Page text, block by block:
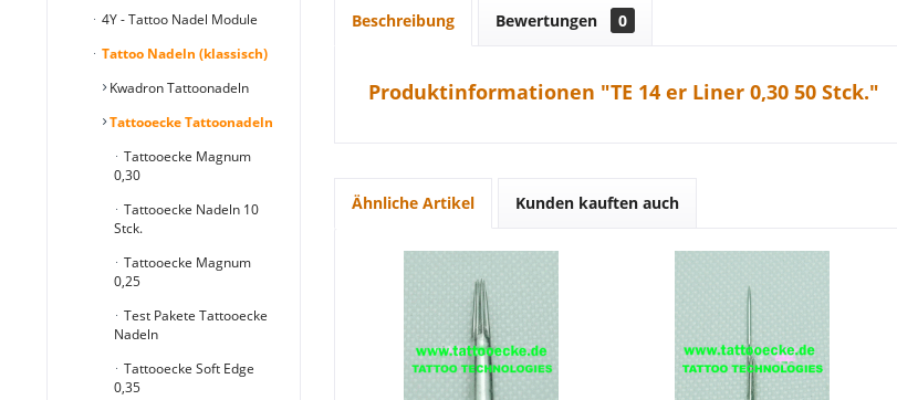
4Y - Tattoo Nadel Module
Tattoo Nadeln (klassisch)
Kwadron Tattoonadeln
Tattooecke Tattoonadeln
Tattooecke Magnum
0,30
Tattooecke Nadeln 10
Stck.
Tattooecke Magnum
0,25
Test Pakete Tattooecke
Nadeln
Tattooecke Soft Edge
0,35
Beschreibung Bewertungen 0
Produktinformationen "TE 14 er Liner 0,30 50 Stck."
Ähnliche Artikel Kunden kauften auch